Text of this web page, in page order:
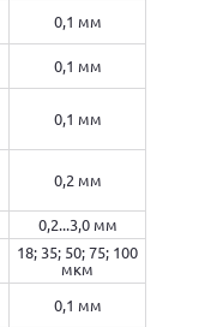
0,1 мм
0,1 мм
0,1 мм
0,2 мм
0,2...3,0 мм
18; 35; 50; 75; 100
мкм
0,1 мм